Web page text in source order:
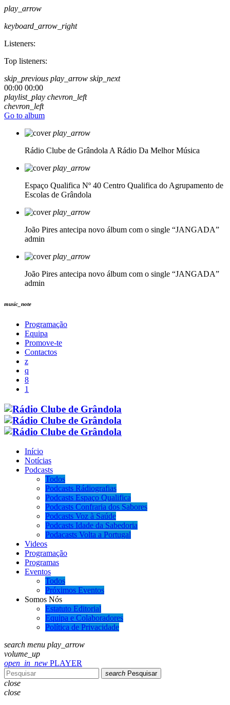
play_arrow
keyboard_arrow_right
Listeners:
Top listeners:
skip_previous play_arrow skip_next
00:00 00:00
playlist_play chevron_left
chevron_left
Go to album
play_arrow
Rádio Clube de Grândola A Rádio Da Melhor Música
play_arrow
Espaço Qualifica Nº 40 Centro Qualifica do Agrupamento de
Escolas de Grândola
play_arrow
João Pires antecipa novo álbum com o single “JANGADA”
admin
play_arrow
João Pires antecipa novo álbum com o single “JANGADA”
admin
music_note
Programação
Equipa
Promove-te
Contactos
Início
Notícias
Podcasts
Todos
Podcasts Rádiografias
Podcasts Espaço Qualifica
Podcasts Confraria dos Sabores
Podcasts Voz à Saúde
Podcasts Idade da Sabedoria
Podacasts Volta a Portugal
Videos
Programação
Programas
Eventos
Todos
Próximos Eventos
Somos Nós
Estatuto Editorial
Equipa e Colaboradores
Política de Privacidade
search menu play_arrow
volume_up
open_in_new PLAYER
search Pesquisar
close
close